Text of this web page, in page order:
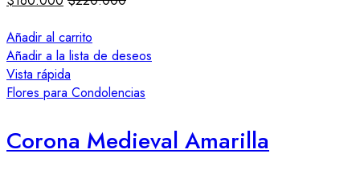
Añadir al carrito
Añadir a la lista de deseos
Vista rápida
Flores para Condolencias
Corona Medieval Amarilla